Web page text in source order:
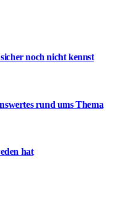
noch nicht kennst
rund ums Thema
hat